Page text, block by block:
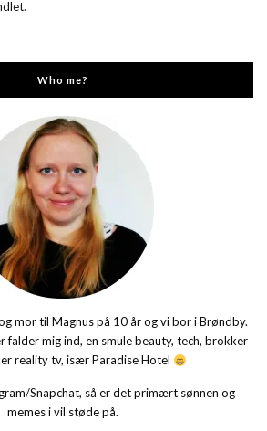
.
Who me?
mor til Magnus på 10 år og vi bor i Brøndby.
falder mig ind, en smule beauty, tech, brokker
reality tv, især Paradise Hotel
Snapchat, så er det primært sønnen og
memes i vil støde på.